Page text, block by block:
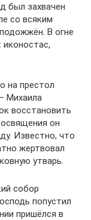
был захвачен
со всяким
В огне
иконостас,
на престол
Михаила
восстановить
он
Известно, что
жертвовал
утварь.
собор
попустил
пришёлся в